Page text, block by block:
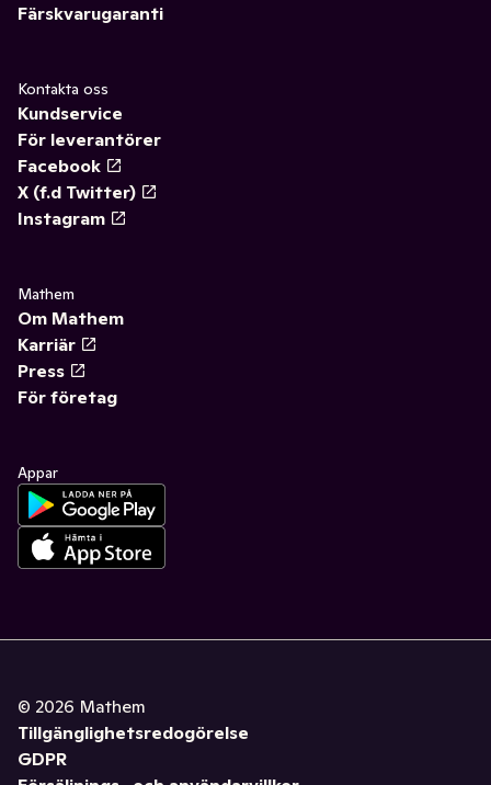
Färskvarugaranti
Kontakta oss
Kundservice
För leverantörer
Facebook
X (f.d Twitter)
Instagram
Mathem
Om Mathem
Karriär
Press
För företag
Appar
© 2026 Mathem
Tillgänglighetsredogörelse
GDPR